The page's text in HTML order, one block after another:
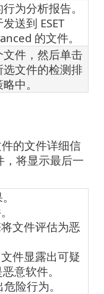
为分析报告。
送到 ESET
的文件。
件，然后单击
选文件的检测排
中。
的文件详细信
，将显示最后一
文件评估为恶
件显露出可疑
意软件。
险行为。